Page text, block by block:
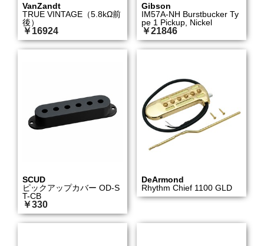
VanZandt
TRUE VINTAGE（5.8kΩ前
後）
￥16924
Gibson
IM57A-NH Burstbucker Ty
pe 1 Pickup, Nickel
￥21846
SCUD
ピックアップカバー OD-S
T-CB
￥330
DeArmond
Rhythm Chief 1100 GLD